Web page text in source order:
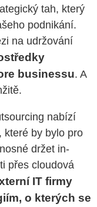
tah, který
podnikání.
na udržování
businessu. A
nabízí
které by bylo pro
držet in-
přes cloudová
IT firmy
o kterých se